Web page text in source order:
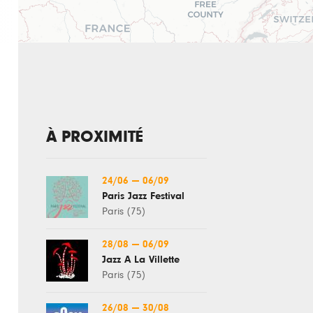
À PROXIMITÉ
24/06 — 06/09
Paris Jazz Festival
Paris (75)
28/08 — 06/09
Jazz À La Villette
Paris (75)
26/08 — 30/08